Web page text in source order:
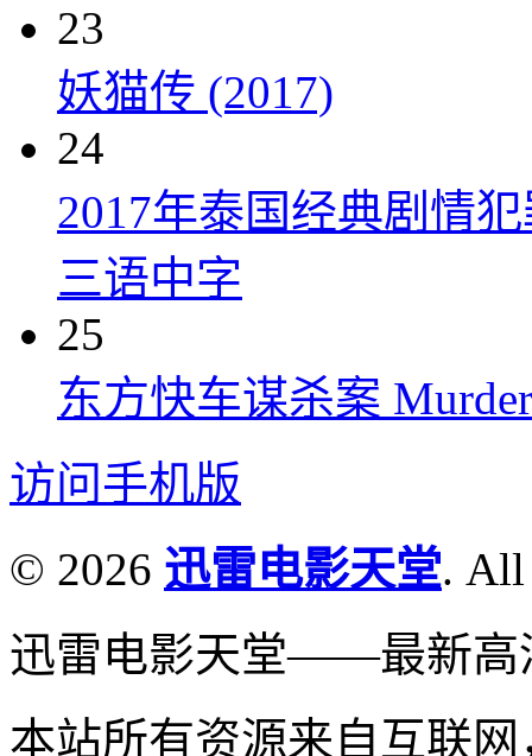
23
妖猫传 (2017)
24
2017年泰国经典剧情
三语中字
25
东方快车谋杀案
访问手机版
© 2026 迅雷电影天堂. All
迅雷电影天堂——最新高
本站所有资源来自互联